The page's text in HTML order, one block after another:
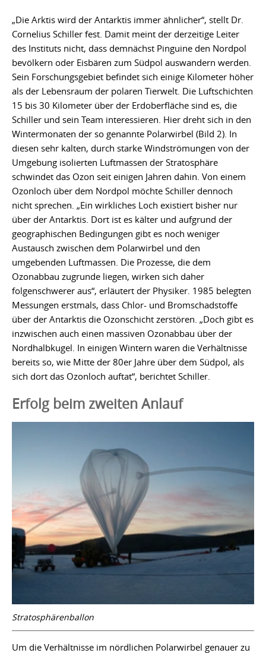
„Die Arktis wird der Antarktis immer ähnlicher“, stellt Dr.
Cornelius Schiller fest. Damit meint der derzeitige Leiter
des Instituts nicht, dass demnächst Pinguine den Nordpol
bevölkern oder Eisbären zum Südpol auswandern werden.
Sein Forschungsgebiet befindet sich einige Kilometer höher
als der Lebensraum der polaren Tierwelt. Die Luftschichten
15 bis 30 Kilometer über der Erdoberfläche sind es, die
Schiller und sein Team interessieren. Hier dreht sich in den
Wintermonaten der so genannte Polarwirbel (Bild 2). In
diesen sehr kalten, durch starke Windströmungen von der
Umgebung isolierten Luftmassen der Stratosphäre
schwindet das Ozon seit einigen Jahren dahin. Von einem
Ozonloch über dem Nordpol möchte Schiller dennoch
nicht sprechen. „Ein wirkliches Loch existiert bisher nur
über der Antarktis. Dort ist es kälter und aufgrund der
geographischen Bedingungen gibt es noch weniger
Austausch zwischen dem Polarwirbel und den
umgebenden Luftmassen. Die Prozesse, die dem
Ozonabbau zugrunde liegen, wirken sich daher
folgenschwerer aus“, erläutert der Physiker. 1985 belegten
Messungen erstmals, dass Chlor- und Bromschadstoffe
über der Antarktis die Ozonschicht zerstören. „Doch gibt es
inzwischen auch einen massiven Ozonabbau über der
Nordhalbkugel. In einigen Wintern waren die Verhältnisse
bereits so, wie Mitte der 80er Jahre über dem Südpol, als
sich dort das Ozonloch auftat“, berichtet Schiller.
Erfolg beim zweiten Anlauf
Stratosphärenballon
Um die Verhältnisse im nördlichen Polarwirbel genauer zu